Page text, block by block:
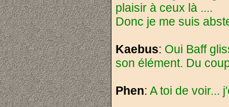
plaisir à ceux là ....
Donc je me suis
Kaebus: Oui Baff
son élément. Du
Phen: A toi de voir...